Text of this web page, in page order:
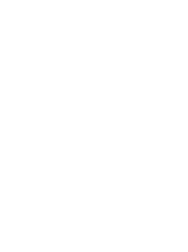
aceste baghete adaugă un aspect sofisticat și
versatile, se integrează perfect cu tavanele, pereții sau
tale.
oferă un aspect estetic plăcut, imitând perfect diverse
crescută. Disponibile într-o varietate de stiluri și
pentru pereți reprezintă soluție excelentă izolatoare
exteriori, în special la îmbinările colțurilor clădirilor.
o modelare și o finisare ușoară, iar blocurile de fațadă
Aceasta are atât un rol estetic, cât și unul funcțional,
meteorologice dure. După montare, acestea sunt
Aceste elemente nu doar că adaugă un aspect
ale încăperilor. Ele pot fi utilizate pe pereți sau
detaliile de design din întreaga cameră.
ci și acoperă îmbinările și deschiderile de pe pereți sau
se potrivesc diferitelor stiluri de decorare. Rozetele se
necesitând doar adeziv sau dibluri, fără a fi